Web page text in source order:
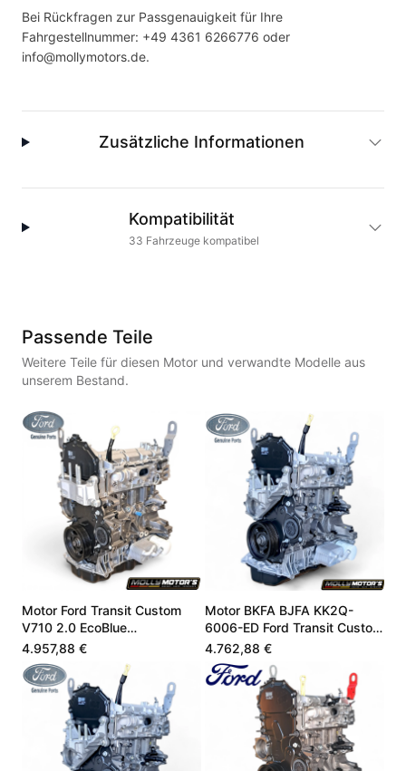
Bei Rückfragen zur Passgenauigkeit für Ihre
Fahrgestellnummer: +49 4361 6266776 oder
info@mollymotors.de.
Zusätzliche Informationen
Kompatibilität
33 Fahrzeuge kompatibel
Passende Teile
Weitere Teile für diesen Motor und verwandte Modelle aus
unserem Bestand.
Motor Ford Transit Custom
V710 2.0 EcoBlue
PZ3Q6006EB
4.957,88 €
Motor BKFA BJFA KK2Q-
6006-ED Ford Transit Custom
2.0 EcoBlue
4.762,88 €